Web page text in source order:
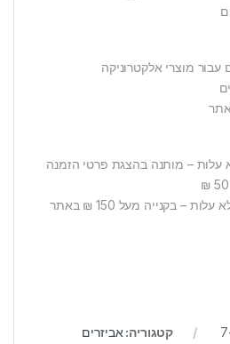
עלות – מותנה בהצגת פרטי הזמנה
– בקנייה מעל 150 ₪ באתר
קטגוריה: אביזרים